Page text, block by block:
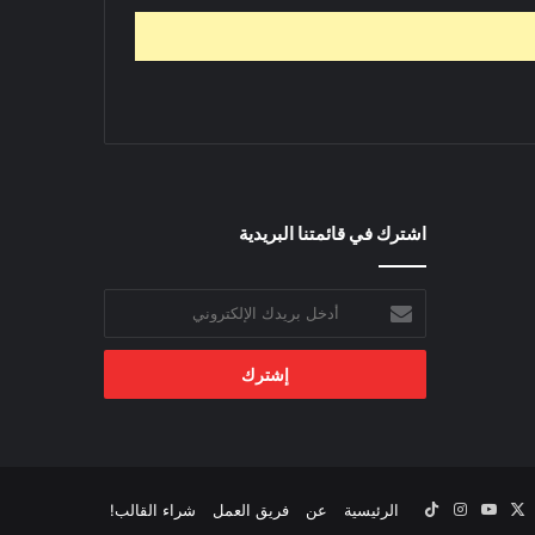
اشترك في قائمتنا البريدية
بريدك
الإلكتروني
الرئيسية عن فريق العمل شراء القالب! ‫YouTubeانستقرام‫TikTok